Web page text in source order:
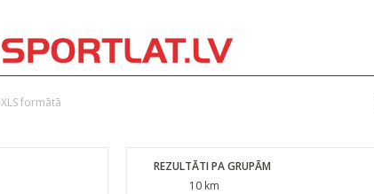
XLS formātā
REZULTĀTI PA GRUPĀM
10 km